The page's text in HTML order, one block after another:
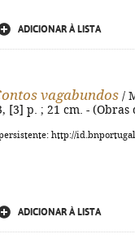
ADICIONAR À LISTA
vagabundos /
[3] p. ; 21 cm. - (Obras
http://
ADICIONAR À LISTA